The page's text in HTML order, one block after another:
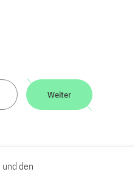
Weiter
und den